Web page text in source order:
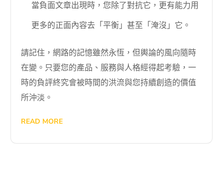
當負面文章出現時，您除了對抗它，更有能力用
更多的正面內容去「平衡」甚至「淹沒」它。
請記住，網路的記憶雖然永恆，但輿論的風向隨時
在變。只要您的產品、服務與人格經得起考驗，一
時的負評終究會被時間的洪流與您持續創造的價值
所沖淡。
READ MORE